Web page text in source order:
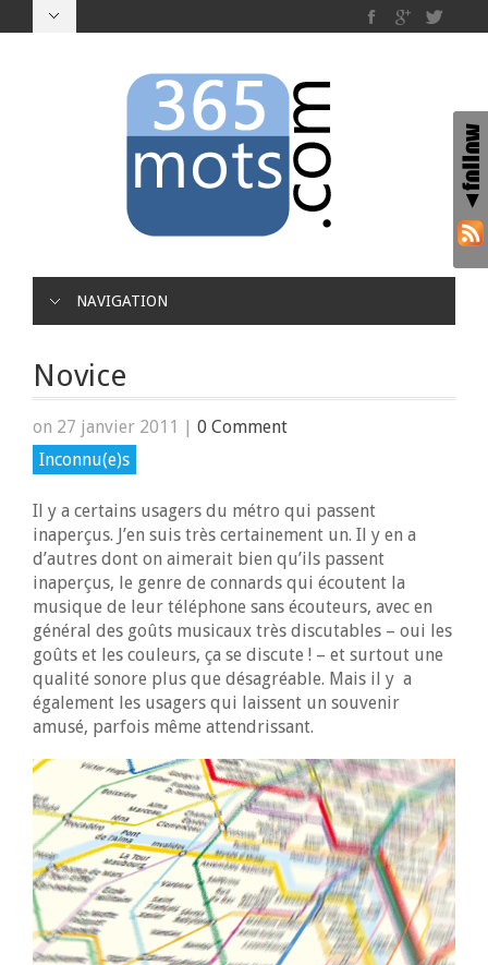
NAVIGATION
Novice
on 27 janvier 2011 | 0 Comment
Inconnu(e)s
Il y a certains usagers du métro qui passent
inaperçus. J’en suis très certainement un. Il y en a
d’autres dont on aimerait bien qu’ils passent
inaperçus, le genre de connards qui écoutent la
musique de leur téléphone sans écouteurs, avec en
général des goûts musicaux très discutables – oui les
goûts et les couleurs, ça se discute ! – et surtout une
qualité sonore plus que désagréable. Mais il y a
également les usagers qui laissent un souvenir
amusé, parfois même attendrissant.